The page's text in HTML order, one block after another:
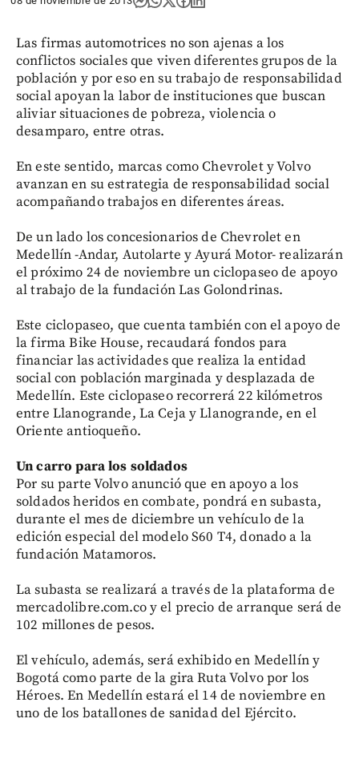
Las firmas automotrices no son ajenas a los
conflictos sociales que viven diferentes grupos de la
población y por eso en su trabajo de responsabilidad
social apoyan la labor de instituciones que buscan
aliviar situaciones de pobreza, violencia o
desamparo, entre otras.
En este sentido, marcas como Chevrolet y Volvo
avanzan en su estrategia de responsabilidad social
acompañando trabajos en diferentes áreas.
De un lado los concesionarios de Chevrolet en
Medellín -Andar, Autolarte y Ayurá Motor- realizarán
el próximo 24 de noviembre un ciclopaseo de apoyo
al trabajo de la fundación Las Golondrinas.
Este ciclopaseo, que cuenta también con el apoyo de
la firma Bike House, recaudará fondos para
financiar las actividades que realiza la entidad
social con población marginada y desplazada de
Medellín. Este ciclopaseo recorrerá 22 kilómetros
entre Llanogrande, La Ceja y Llanogrande, en el
Oriente antioqueño.
Un carro para los soldados
Por su parte Volvo anunció que en apoyo a los
soldados heridos en combate, pondrá en subasta,
durante el mes de diciembre un vehículo de la
edición especial del modelo S60 T4, donado a la
fundación Matamoros.
La subasta se realizará a través de la plataforma de
mercadolibre.com.co y el precio de arranque será de
102 millones de pesos.
El vehículo, además, será exhibido en Medellín y
Bogotá como parte de la gira Ruta Volvo por los
Héroes. En Medellín estará el 14 de noviembre en
uno de los batallones de sanidad del Ejército.